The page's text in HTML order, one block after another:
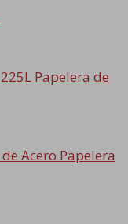
Papelera de
Papelera